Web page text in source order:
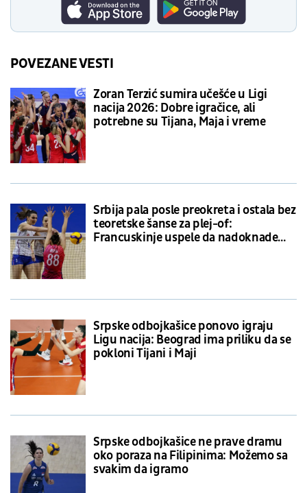
POVEZANE VESTI
Zoran Terzić sumira učešće u Ligi
nacija 2026: Dobre igračice, ali
potrebne su Tijana, Maja i vreme
Srbija pala posle preokreta i ostala bez
teoretske šanse za plej-of:
Francuskinje uspele da nadoknade
Srpske odbojkašice ponovo igraju
Ligu nacija: Beograd ima priliku da se
pokloni Tijani i Maji
Srpske odbojkašice ne prave dramu
oko poraza na Filipinima: Možemo sa
svakim da igramo